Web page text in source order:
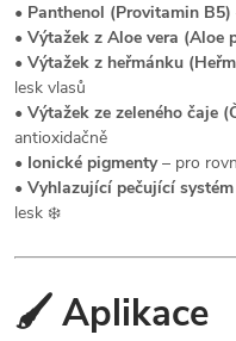
• Panthenol (Provitamin B5)
• Výtažek z Aloe vera (Aloe
• Výtažek z heřmánku
lesk vlasů
• Výtažek ze zeleného čaje
antioxidačně
• Ionické pigmenty– pro
• Vyhlazující pečující systém
lesk ❄️
🖌️ Aplikace